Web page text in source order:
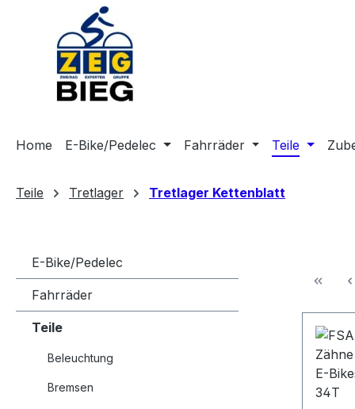
Hauptinhalt springen
Zur Suche springen
Zur Hauptnavigation springen
Home E-Bike/Pedelec Fahrräder Teile
Teile Tretlager Tretlager Kettenblatt
E-Bike/Pedelec
Fahrräder
Teile
Beleuchtung
Bremsen